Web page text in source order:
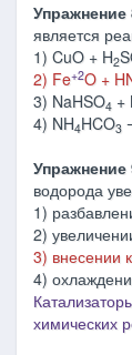
Упражнение
является
1) CuO + H2
2) Fe+2O +
3) NaHSO4 +
4) NH4HCO3
Упражнение
водорода
1)
2)
3) внесении
4)
химических